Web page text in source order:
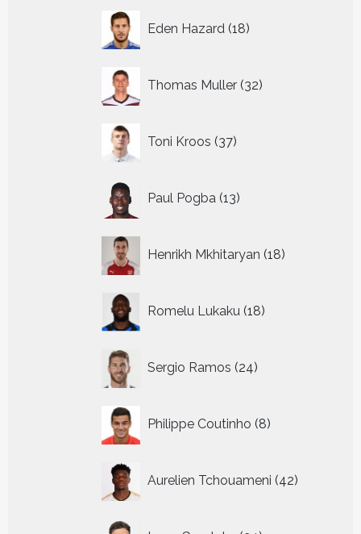
Eden Hazard 18
producten
Thomas Muller 32
producten
Toni Kroos 37
producten
Paul Pogba 13
producten
Henrikh Mkhitaryan 18
producten
Romelu Lukaku 18
producten
Sergio Ramos 24
producten
Philippe Coutinho 8
producten
Aurelien Tchouameni 42
producten